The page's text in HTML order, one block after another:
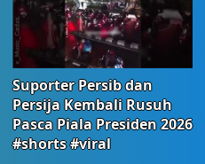
Suporter Persib dan
Persija Kembali Rusuh
Pasca Piala Presiden 2026
#shorts #viral